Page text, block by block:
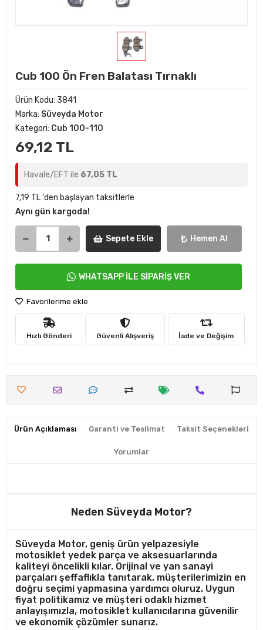
Cub 100 Ön Fren Balatası Tırnaklı
Ürün Kodu: 3841
Marka: Süveyda Motor
Kategori: Cub 100-110
69,12 TL
Havale/EFT ile 67,05 TL
7,19 TL 'den başlayan taksitlerle
Aynı gün kargoda!
Sepete Ekle Hemen Al
WHATSAPP İLE SİPARİŞ VER
Favorilerime ekle
Hızlı Gönderi Güvenli Alışveriş İade ve Değişim
Ürün Açıklaması Garanti ve Teslimat Taksit Seçenekleri
Yorumlar
Neden Süveyda Motor?
Süveyda Motor, geniş ürün yelpazesiyle
motosiklet yedek parça ve aksesuarlarında
kaliteyi öncelikli kılar. Orijinal ve yan sanayi
parçaları şeffaflıkla tanıtarak, müşterilerimizin en
doğru seçimi yapmasına yardımcı oluruz. Uygun
fiyat politikamız ve müşteri odaklı hizmet
anlayışımızla, motosiklet kullanıcılarına güvenilir
ve ekonomik çözümler sunarız.